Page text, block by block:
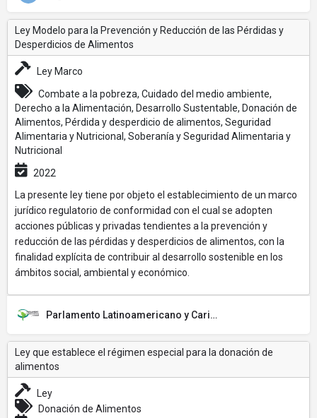
Ley Modelo para la Prevención y Reducción de las Pérdidas y
Desperdicios de Alimentos
Ley Marco
Combate a la pobreza, Cuidado del medio ambiente,
Derecho a la Alimentación, Desarrollo Sustentable, Donación de
Alimentos, Pérdida y desperdicio de alimentos, Seguridad
Alimentaria y Nutricional, Soberanía y Seguridad Alimentaria y
Nutricional
2022
La presente ley tiene por objeto el establecimiento de un marco
jurídico regulatorio de conformidad con el cual se adopten
acciones públicas y privadas tendientes a la prevención y
reducción de las pérdidas y desperdicios de alimentos, con la
finalidad explícita de contribuir al desarrollo sostenible en los
ámbitos social, ambiental y económico.
Parlamento Latinoamericano y Caribeño (PARLATINO)
Ley que establece el régimen especial para la donación de
alimentos
Ley
Donación de Alimentos